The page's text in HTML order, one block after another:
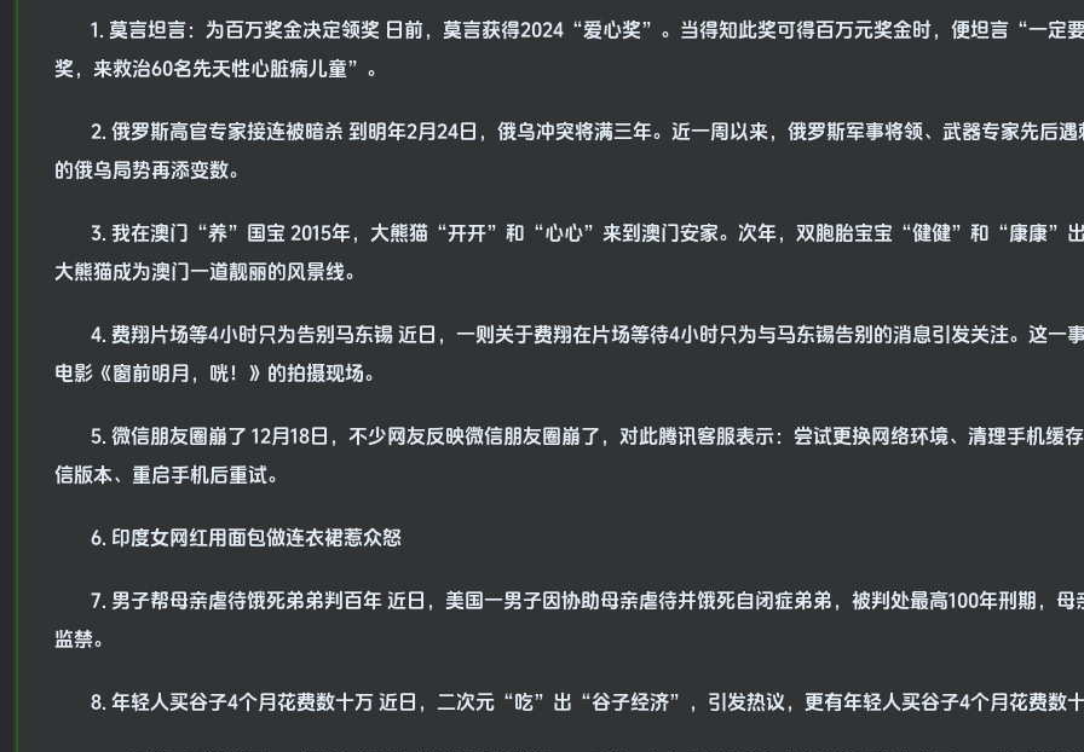
1. 莫言坦言：为百万奖金决定领奖 日前，莫言获得2024“爱心奖”。当得知此奖可得百万元奖金时，便坦言“一定
奖，来救治60名先天性心脏病儿童”。
2. 俄罗斯高官专家接连被暗杀 到明年2月24日，俄乌冲突将满三年。近一周以来，俄罗斯军事将领、武器专家先后遇
的俄乌局势再添变数。
3. 我在澳门“养”国宝 2015年，大熊猫“开开”和“心心”来到澳门安家。次年，双胞胎宝宝“健健”和“康康”出
大熊猫成为澳门一道靓丽的风景线。
4. 费翔片场等4小时只为告别马东锡 近日，一则关于费翔在片场等待4小时只为与马东锡告别的消息引发关注。这一
电影《窗前明月，咣！》的拍摄现场。
5. 微信朋友圈崩了 12月18日，不少网友反映微信朋友圈崩了，对此腾讯客服表示：尝试更换网络环境、清理手机缓
信版本、重启手机后重试。
6. 印度女网红用面包做连衣裙惹众怒
7. 男子帮母亲虐待饿死弟弟判百年 近日，美国一男子因协助母亲虐待并饿死自闭症弟弟，被判处最高100年刑期，母
监禁。
8. 年轻人买谷子4个月花费数十万 近日，二次元“吃”出“谷子经济”，引发热议，更有年轻人买谷子4个月花费数十